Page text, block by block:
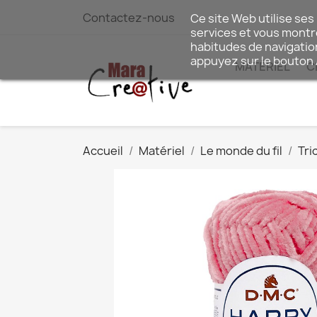
Contactez-nous
MATÉRIEL
Accueil Matériel Le monde du fil
Ce site Web utilise
services et vous
habitudes de
appuyez sur le